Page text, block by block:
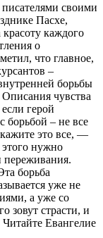
своими
Пасхе,
каждого
о
что главное,
–
борьбы
чувства
герой
борьбой – не все
это все, —
нужно
переживания.
борьба
уже не
а уже со
зовут страсти, и
Евангелие